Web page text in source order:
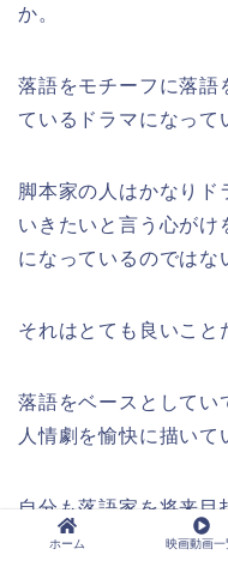
か。
落語をモチーフに落語
ているドラマになって
脚本家の人はかなりド
いきたいと言う心がけ
になっているのではな
それはとても良いこと
落語をベースとしてい
人情劇を愉快に描いて
自分も落語家を将来目
て思うかもしれません
ホーム 映画動画一